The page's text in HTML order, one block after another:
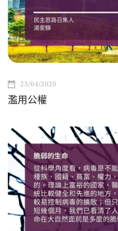
23/04/2020
濫用公權